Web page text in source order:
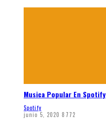
Musica Popular En Spotify
Spotify
junio 5, 2020 8772